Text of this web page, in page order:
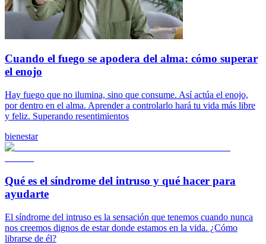
Cuando el fuego se apodera del alma: cómo superar
el enojo
Hay fuego que no ilumina, sino que consume. Así actúa el enojo,
por dentro en el alma. Aprender a controlarlo hará tu vida más libre
y feliz. Superando resentimientos
bienestar
Qué es el síndrome del intruso y qué hacer para
ayudarte
El síndrome del intruso es la sensación que tenemos cuando nunca
nos creemos dignos de estar donde estamos en la vida. ¿Cómo
librarse de él?